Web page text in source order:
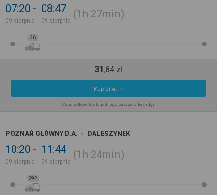
07:20
09 sierpnia
08:47
09 sierpnia
1h 27min
36
31,84 zł
Kup Bilet
Cena całkowita dla jednego pasażera bez ulgi
POZNAŃ GŁÓWNY D.A. DALESZYNEK
10:20
09 sierpnia
11:44
09 sierpnia
1h 24min
292